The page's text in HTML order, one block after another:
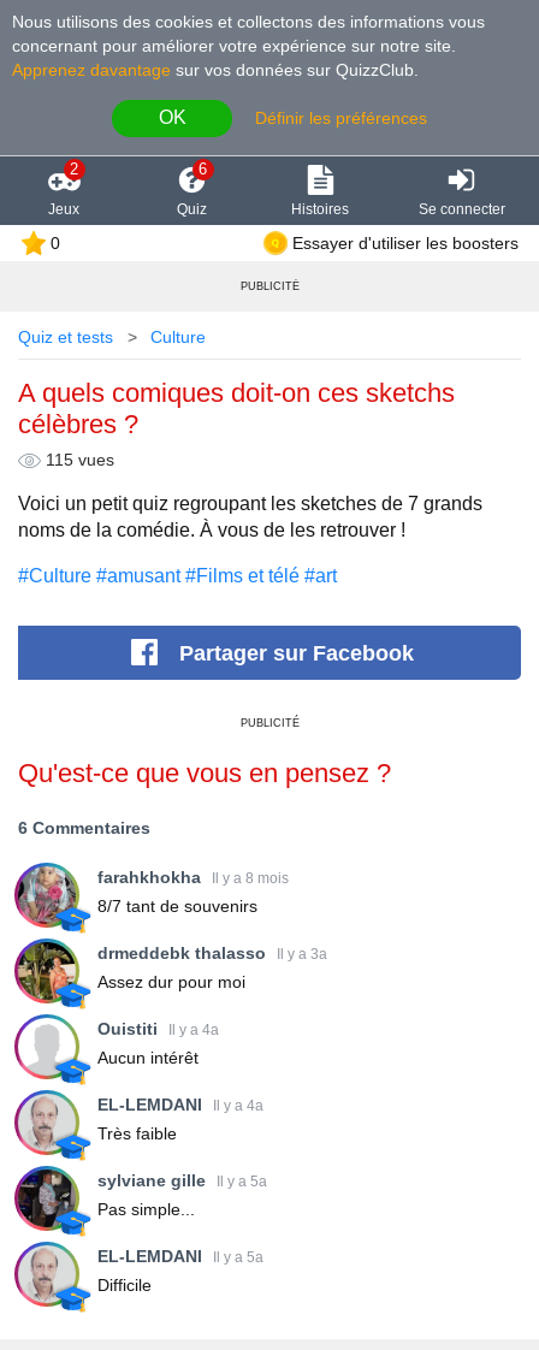
Nous utilisons des cookies et collectons des informations vous
concernant pour améliorer votre expérience sur notre site
Apprenez davantage sur vos données sur QuizzClub.
OK Définir les préférences
2
Jeux
6
Quiz Histoires Se connecter
0 Essayer d'utiliser les boosters
PUBLICITÉ
Quiz et tests Culture
A quels comiques doit-on ces sketchs
célèbres ?
115 vues
Voici un petit quiz regroupant les sketches de 7 grands
noms de la comédie. À vous de les retrouver !
#Culture #amusant #Films et télé #art
Partager sur Facebook
PUBLICITÉ
Qu'est-ce que vous en pensez ?
6 Commentaires
farahkhokha Il y a 8 mois
8/7 tant de souvenirs
drmeddebk thalasso Il y a 3a
Assez dur pour moi
Ouistiti Il y a 4a
Aucun intérêt
EL-LEMDANI Il y a 4a
Très faible
sylviane gille Il y a 5a
Pas simple...
EL-LEMDANI Il y a 5a
Difficile